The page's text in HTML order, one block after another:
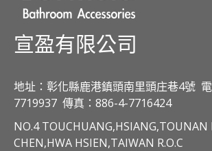
宣盈有限公司
地址：彰化縣鹿港鎮頭南里頭庄巷4號
7719937 傳真：886-4-7716424
NO.4 TOUCHUANG,HSIANG,TOUNAN
CHEN,HWA HSIEN,TAIWAN R.O.C